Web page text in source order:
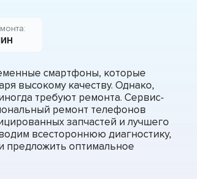
смартфоны, которые
высокому качеству. Однако,
требуют ремонта. Сервис-
ремонт телефонов
запчастей и лучшего
всестороннюю диагностику,
предложить оптимальное